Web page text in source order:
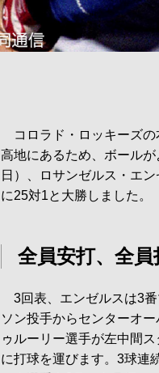
コロラド・ロッキーズの
高地にあるため、ボール
日）、ロサンゼルス・エ
に25対1と大勝しました。
全員安打、全員
3回表、エンゼルスは3番
ソン投手からセンターオ
ゥルーリー選手が左中間
に打球を運びます。3球連